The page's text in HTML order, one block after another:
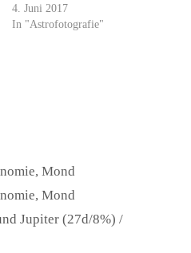
4. Juni 2017
In "Astrofotografie"
,Mond
,Mond
Jupiter (27d/8%) /